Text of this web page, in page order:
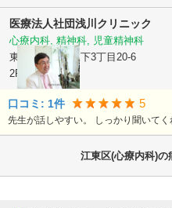
医療法人社団浅川クリニック
心療内科, 精神科, 児童精神科
東京都江東区 森下3丁目20-6
2F
口コミ: 1件 5
先生が話しやすい。 しっかり聞いてく
江東区(心療内科)